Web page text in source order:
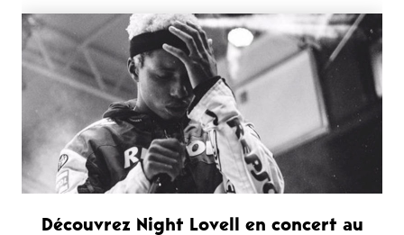
Découvrez Night Lovell en concert au